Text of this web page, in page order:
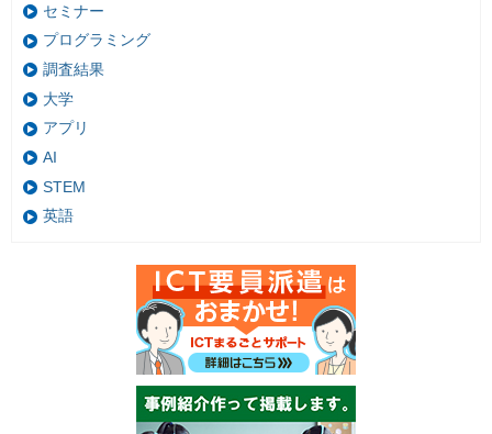
セミナー
プログラミング
調査結果
大学
アプリ
AI
STEM
英語